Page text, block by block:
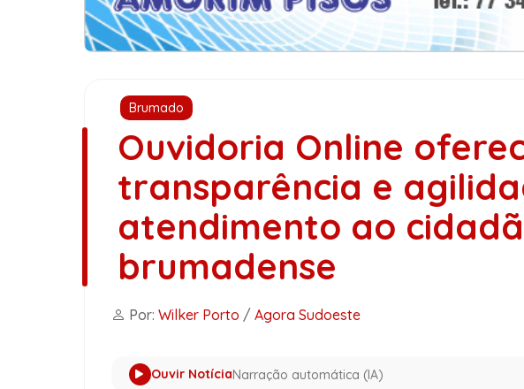
Brumado
Ouvidoria Online
transparência e
atendimento ao
brumadense
Por: Wilker Porto / Agora Sudoeste
Ouvir NotíciaNarração automática (IA)